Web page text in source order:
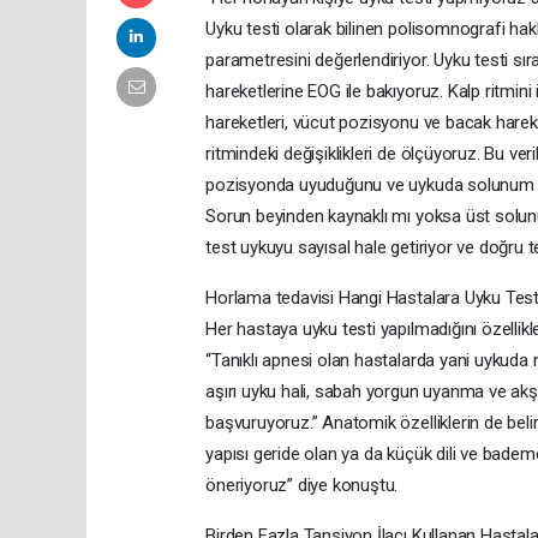
Uyku testi olarak bilinen polisomnografi
parametresini değerlendiriyor. Uyku testi
hareketlerine EOG ile bakıyoruz. Kalp
hareketleri, vücut pozisyonu ve bacak
ritmindeki değişiklikleri de ölçüyoruz. Bu
pozisyonda uyuduğunu ve uykuda solunum
Sorun beyinden kaynaklı mı yoksa üst
test uykuyu sayısal hale getiriyor ve doğru
Horlama tedavisi Hangi Hastalara Uyku Testi
Her hastaya uyku testi yapılmadığını
“Tanıklı apnesi olan hastalarda yani
aşırı uyku hali, sabah yorgun uyanma ve
başvuruyoruz.” Anatomik özelliklerin de
yapısı geride olan ya da küçük dili ve
öneriyoruz” diye konuştu.